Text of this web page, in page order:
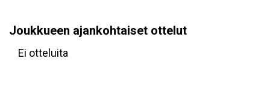
Joukkueen ajankohtaiset ottelut
Ei otteluita